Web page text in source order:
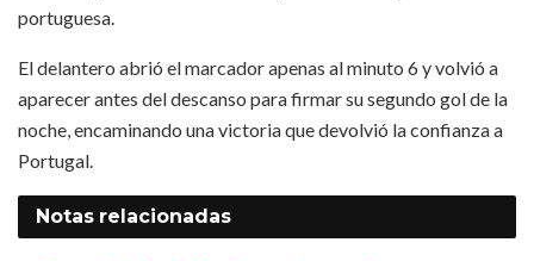
portuguesa.
El delantero abrió el marcador apenas al minuto 6 y volvió a
aparecer antes del descanso para firmar su segundo gol de la
noche, encaminando una victoria que devolvió la confianza a
Portugal.
Notas relacionadas